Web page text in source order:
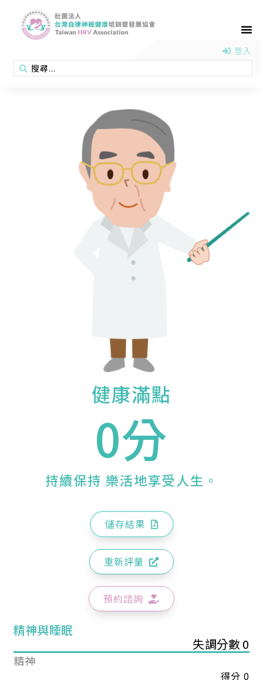
登入
健康滿點
0分
持續保持 樂活地享受人生。
儲存結果
重新評量
預約諮詢
精神與睡眠
失調分數 0
精神
得分 0